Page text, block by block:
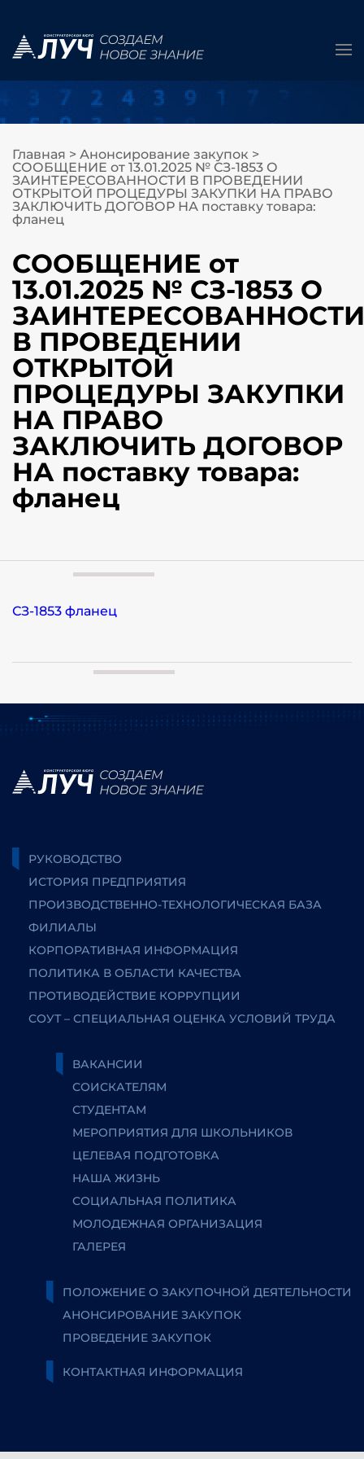
Главная > Анонсирование закупок >
СООБЩЕНИЕ от 13.01.2025 № СЗ-1853 О
ЗАИНТЕРЕСОВАННОСТИ В ПРОВЕДЕНИИ
ОТКРЫТОЙ ПРОЦЕДУРЫ ЗАКУПКИ НА ПРАВО
ЗАКЛЮЧИТЬ ДОГОВОР НА поставку товара:
фланец
СООБЩЕНИЕ от
13.01.2025 № СЗ-1853 О
ЗАИНТЕРЕСОВАННОСТИ
В ПРОВЕДЕНИИ
ОТКРЫТОЙ
ПРОЦЕДУРЫ ЗАКУПКИ
НА ПРАВО
ЗАКЛЮЧИТЬ ДОГОВОР
НА поставку товара:
фланец
СЗ-1853 фланец
РУКОВОДСТВО
ИСТОРИЯ ПРЕДПРИЯТИЯ
ПРОИЗВОДСТВЕННО-ТЕХНОЛОГИЧЕСКАЯ БАЗА
ФИЛИАЛЫ
КОРПОРАТИВНАЯ ИНФОРМАЦИЯ
ПОЛИТИКА В ОБЛАСТИ КАЧЕСТВА
ПРОТИВОДЕЙСТВИЕ КОРРУПЦИИ
СОУТ – СПЕЦИАЛЬНАЯ ОЦЕНКА УСЛОВИЙ ТРУДА
ВАКАНСИИ
СОИСКАТЕЛЯМ
СТУДЕНТАМ
МЕРОПРИЯТИЯ ДЛЯ ШКОЛЬНИКОВ
ЦЕЛЕВАЯ ПОДГОТОВКА
НАША ЖИЗНЬ
СОЦИАЛЬНАЯ ПОЛИТИКА
МОЛОДЕЖНАЯ ОРГАНИЗАЦИЯ
ГАЛЕРЕЯ
ПОЛОЖЕНИЕ О ЗАКУПОЧНОЙ ДЕЯТЕЛЬНОСТИ
АНОНСИРОВАНИЕ ЗАКУПОК
ПРОВЕДЕНИЕ ЗАКУПОК
КОНТАКТНАЯ ИНФОРМАЦИЯ